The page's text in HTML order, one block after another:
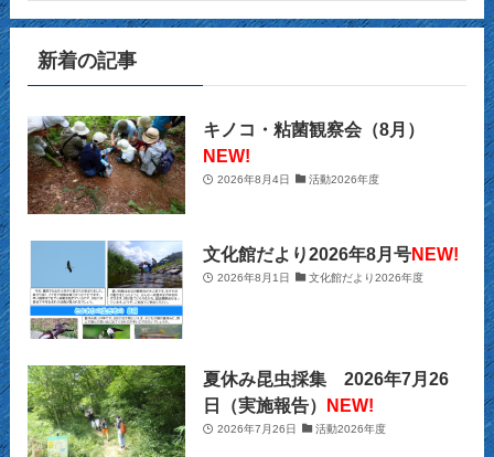
(44)
(31)
(27)
(20)
(29)
(26)
(22)
(4)
(13)
(9)
(12)
(17)
(63)
(10)
(2)
(14)
(18)
(14)
(15)
(21)
(22)
(32)
(39)
新着の記事
キノコ・粘菌観察会（8月）
NEW!
2026年8月4日 活動2026年度
文化館だより2026年8月号NEW!
2026年8月1日 文化館だより2026年度
夏休み昆虫採集 2026年7月26
日（実施報告） NEW!
2026年7月26日 活動2026年度